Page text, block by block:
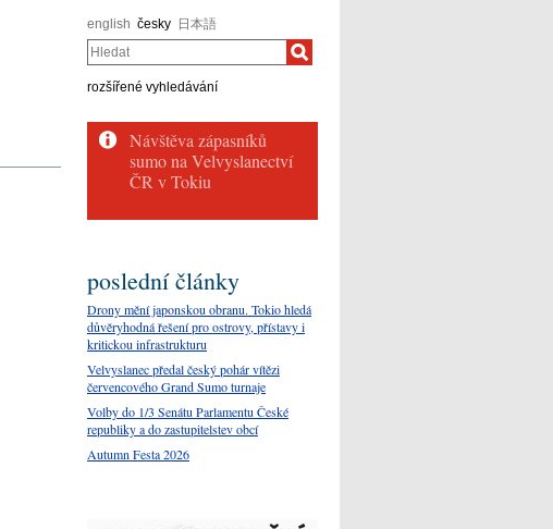
english česky 日本語
Hledat
rozšířené vyhledávání
poslední články
Drony mění japonskou obranu. Tokio hledá
důvěryhodná řešení pro ostrovy, přístavy i
kritickou infrastrukturu
Velvyslanec předal český pohár vítězi
červencového Grand Sumo turnaje
Volby do 1/3 Senátu Parlamentu České
republiky a do zastupitelstev obcí
Autumn Festa 2026